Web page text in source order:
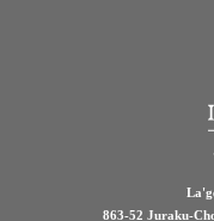
863-52 Juraku-